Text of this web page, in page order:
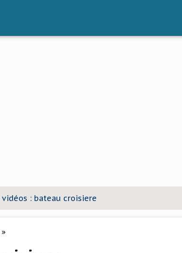
: bateau croisiere